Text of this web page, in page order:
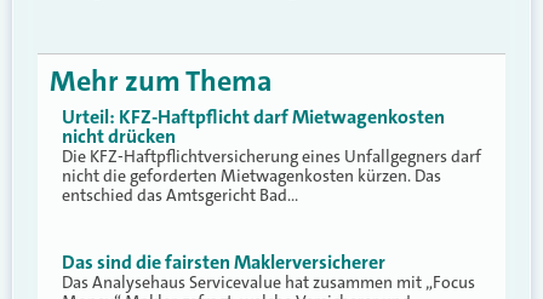
Mehr zum Thema
Urteil: KFZ-Haftpflicht darf Mietwagenkosten
nicht drücken
Die KFZ-Haftpflichtversicherung eines Unfallgegners darf
nicht die geforderten Mietwagenkosten kürzen. Das
entschied das Amtsgericht Bad…
Das sind die fairsten Maklerversicherer
Das Analysehaus Servicevalue hat zusammen mit „Focus